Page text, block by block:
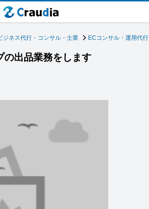
ジネス代行・コンサル・士業 ECコンサル・運用代行
の出品業務をします